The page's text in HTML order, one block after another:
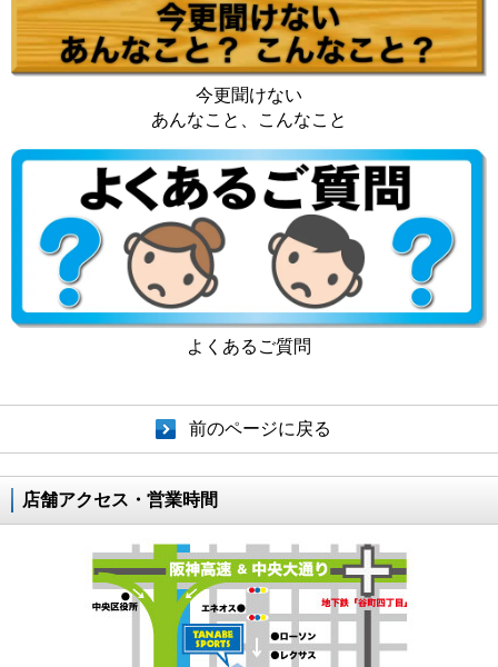
今更聞けない
あんなこと、こんなこと
よくあるご質問
前のページに戻る
店舗アクセス・営業時間